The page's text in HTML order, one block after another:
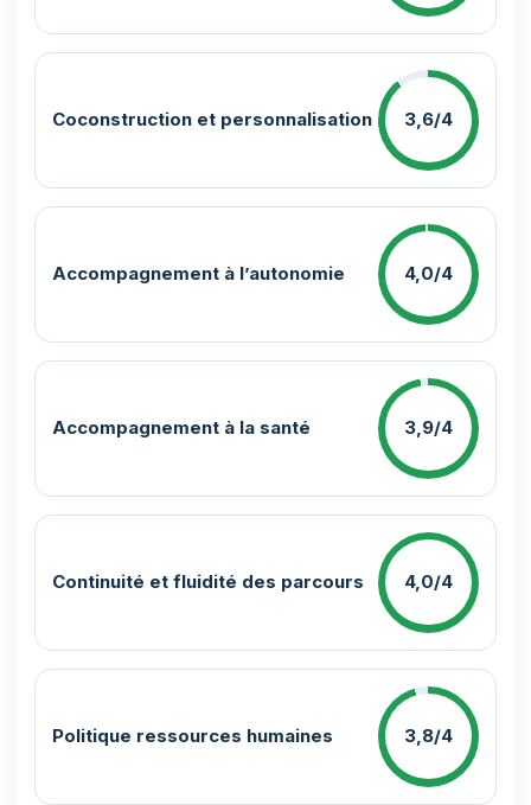
Coconstruction et personnalisation 3,6/4
Accompagnement à l’autonomie 4,0/4
Accompagnement à la santé 3,9/4
Continuité et fluidité des parcours 4,0/4
Politique ressources humaines 3,8/4